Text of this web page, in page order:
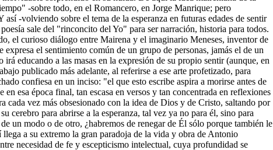
-sobre todo, en el Romancero, en Jorge Manrique; pero
así -volviendo sobre el tema de la esperanza en futuras edades de sentir
sale del "rinconcito del Yo" para ser narración, historia para todos.
el curioso diálogo entre Mairena y el imaginario Meneses, inventor de
el sentimiento común de un grupo de personas, jamás el de un
educando a las masas en la expresión de su propio sentir (aunque, en
publicado más adelante, al referirse a ese arte profetizado, para
confiesa en un inciso: "el que esto escribe aspira a morirse antes de
esa época final, tan escasa en versos y tan concentrada en reflexiones
cada vez más obsesionado con la idea de Dios y de Cristo, saltando por
cerebro para abrirse a la esperanza, tal vez ya no para él, sino para
un modo o de otro, ¿habremos de renegar de Él sólo porque también le
llega a su extremo la gran paradoja de la vida y obra de Antonio
necesidad de fe y escepticismo intelectual, cuya profundidad se